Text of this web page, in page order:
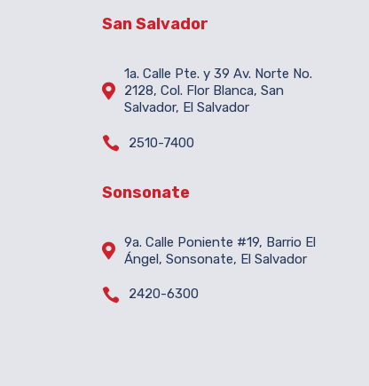
San Salvador

1a. Calle Pte. y 39 Av. Norte No.
2128, Col. Flor Blanca, San
Salvador, El Salvador
 2510-7400
Sonsonate
 9a. Calle Poniente #19, Barrio El
Ángel, Sonsonate, El Salvador
 2420-6300